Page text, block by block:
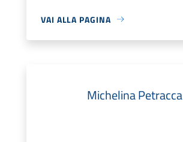
VAI ALLA PAGINA
Michelina Petracca